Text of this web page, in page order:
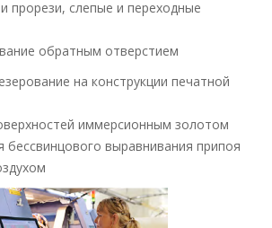
прорези, слепые и переходные
обратным отверстием
на конструкции печатной
иммерсионным золотом
бессвинцового выравнивания припоя